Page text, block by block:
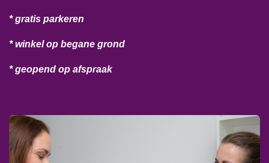
* gratis parkeren
* winkel op begane grond
* geopend op afspraak